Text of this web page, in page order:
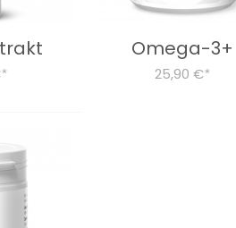
*
Omega-3+
25,90 €*